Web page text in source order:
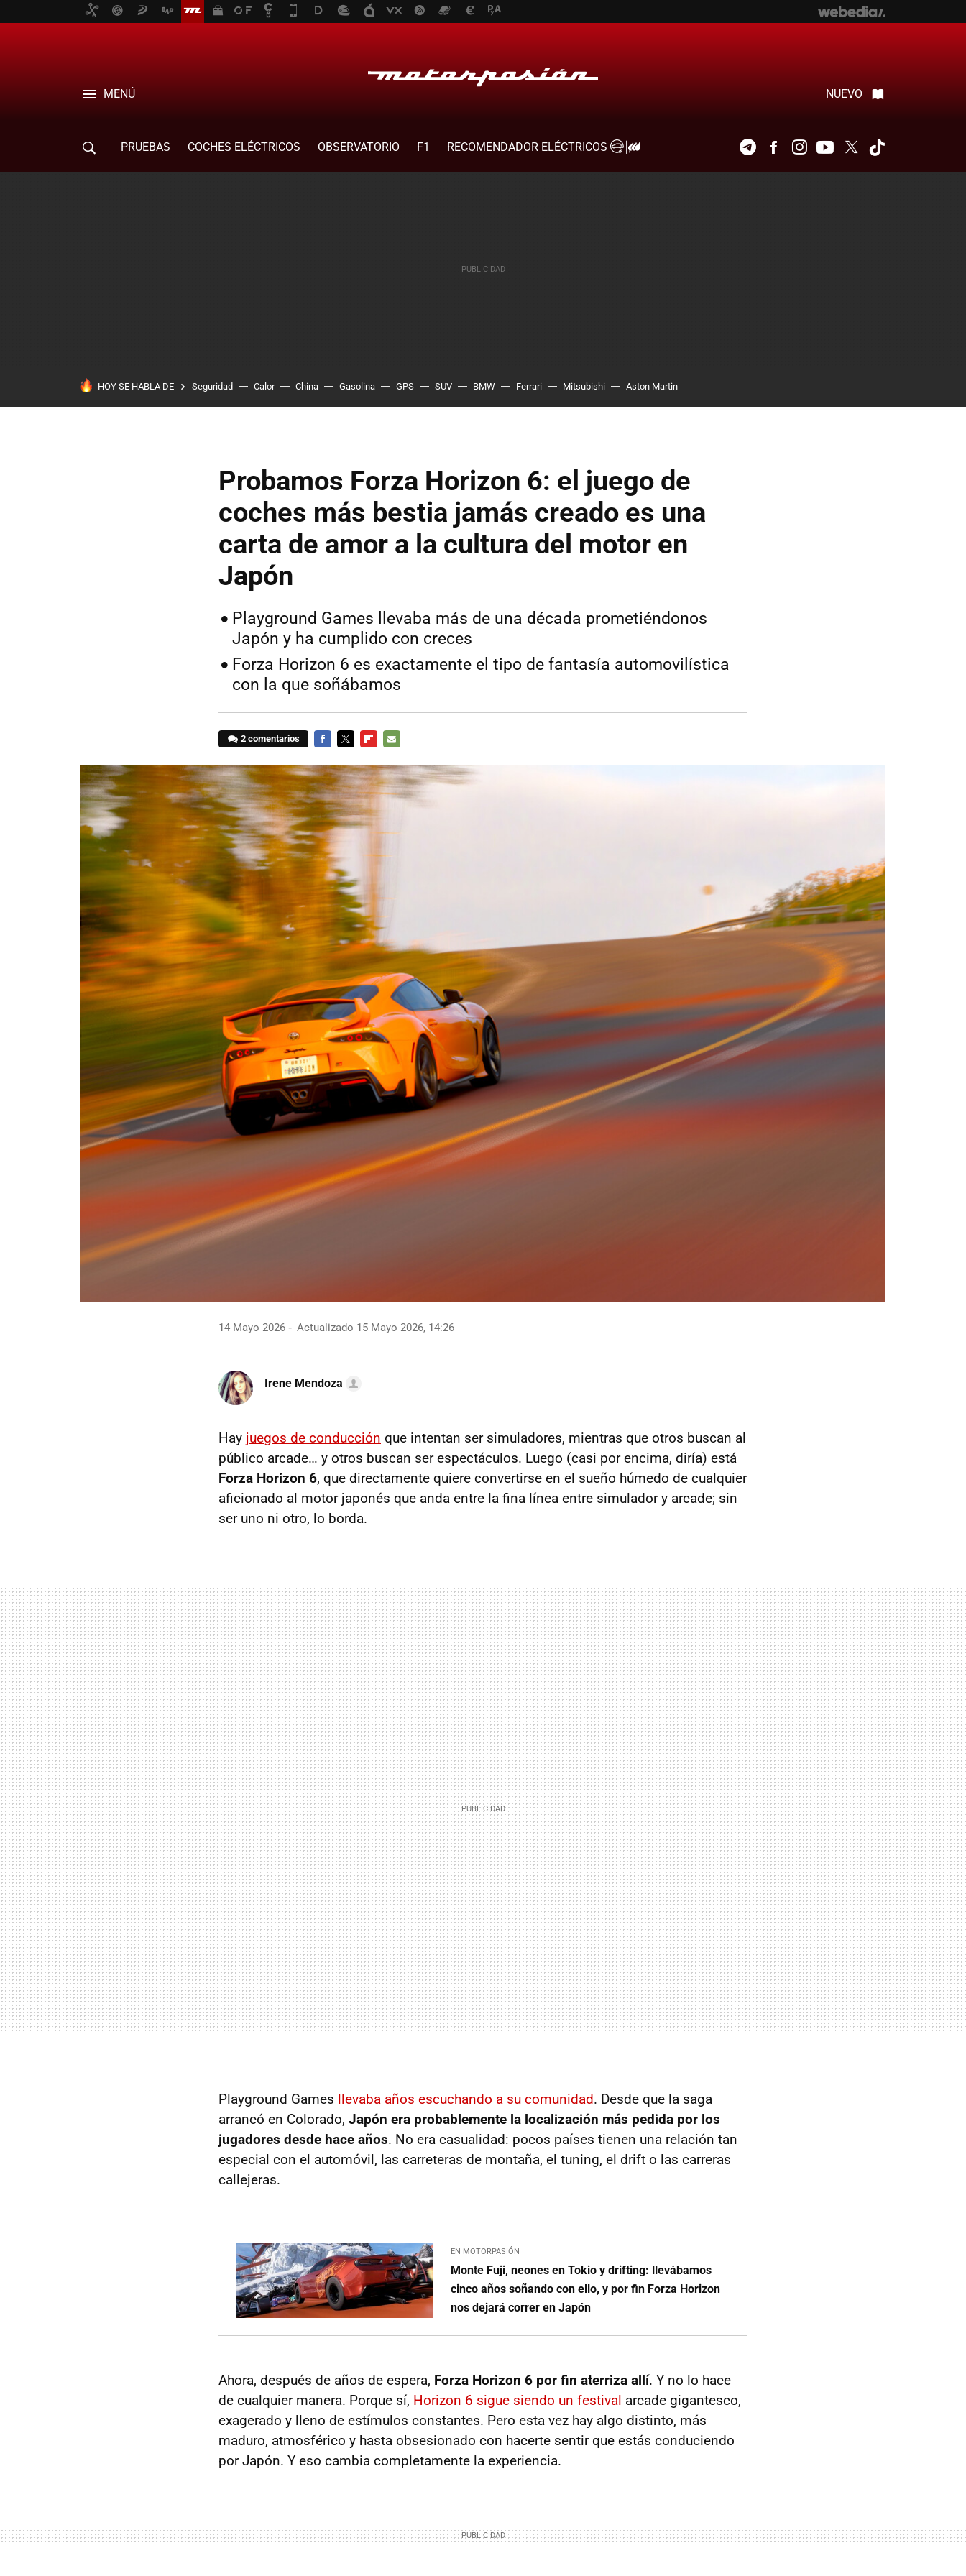
MENÚ NUEVO
PRUEBAS COCHES ELÉCTRICOS OBSERVATORIO F1
RECOMENDADOR ELÉCTRICOS
TelegramFacebookInstagramYoutubeTwitter
HOY SE HABLA DE Seguridad Calor China Gasolina GPS SUV BMW Ferrari Mitsubishi Aston Martin
Probamos Forza Horizon 6: el juego de
coches más bestia jamás creado es una
carta de amor a la cultura del motor en
Japón
Playground Games llevaba más de una década prometiéndonos
Japón y ha cumplido con creces
Forza Horizon 6 es exactamente el tipo de fantasía automovilística
con la que soñábamos
2 comentarios
MAIL
14 Mayo 2026 Actualizado 15 Mayo 2026, 14:26
Irene Mendoza
Hay juegos de conducción que intentan ser simuladores, mientras que otros buscan al
público arcade… y otros buscan ser espectáculos. Luego (casi por encima, diría) está
Forza Horizon 6, que directamente quiere convertirse en el sueño húmedo de cualquier
aficionado al motor japonés que anda entre la fina línea entre simulador y arcade; sin
ser uno ni otro, lo borda.
Playground Games llevaba años escuchando a su comunidad. Desde que la saga
arrancó en Colorado, Japón era probablemente la localización más pedida por los
jugadores desde hace años. No era casualidad: pocos países tienen una relación tan
especial con el automóvil, las carreteras de montaña, el tuning, el drift o las carreras
callejeras.
EN MOTORPASIÓN
Monte Fuji, neones en Tokio y drifting: llevábamos
cinco años soñando con ello, y por fin Forza Horizon
nos dejará correr en Japón
Ahora, después de años de espera, Forza Horizon 6 por fin aterriza allí. Y no lo hace
de cualquier manera. Porque sí, Horizon 6 sigue siendo un festival arcade gigantesco,
exagerado y lleno de estímulos constantes. Pero esta vez hay algo distinto, más
maduro, atmosférico y hasta obsesionado con hacerte sentir que estás conduciendo
por Japón. Y eso cambia completamente la experiencia.